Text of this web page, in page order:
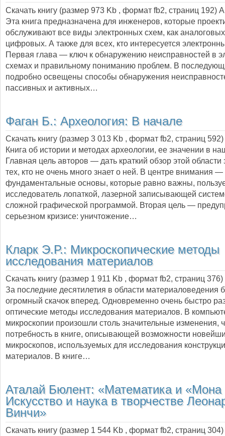
Скачать книгу (размер 973 Kb , формат fb2, страниц 192)
Эта книга предназначена для инженеров, которые
обслуживают все виды электронных схем, как
цифровых. А также для всех, кто интересуется
Первая глава — ключ к обнаружению неисправностей в
схемах и правильному пониманию проблем. В
подробно освещены способы обнаружения
пассивных и активных…
Фаган Б.: Археология: В начале
Скачать книгу (размер 3 013 Kb , формат fb2, страниц 592
Книга об истории и методах археологии, ее значении в
Главная цель авторов — дать краткий обзор этой области
тех, кто не очень много знает о ней. В центре внимания —
фундаментальные основы, которые равно важны,
исследователь лопаткой, лазерной записывающей
сложной графической программой. Вторая цель —
серьезном кризисе: уничтожение…
Кларк Э.Р.: Микроскопические методы
исследования материалов
Скачать книгу (размер 1 911 Kb , формат fb2, страниц 376)
За последние десятилетия в области материаловедения
огромный скачок вперед. Одновременно очень быстро
оптические методы исследования материалов. В
микроскопии произошли столь значительные изменения,
потребность в книге, описывающей возможности
микроскопов, используемых для исследования
материалов. В книге…
Аталай Бюлент: «Математика и «Мона
Искусство и наука в творчестве
Винчи»
Скачать книгу (размер 1 544 Kb , формат fb2, страниц 304